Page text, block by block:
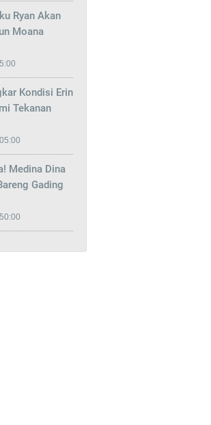
Ryan Akan
Moana
Kondisi Erin
Tekanan
Medina Dina
Gading